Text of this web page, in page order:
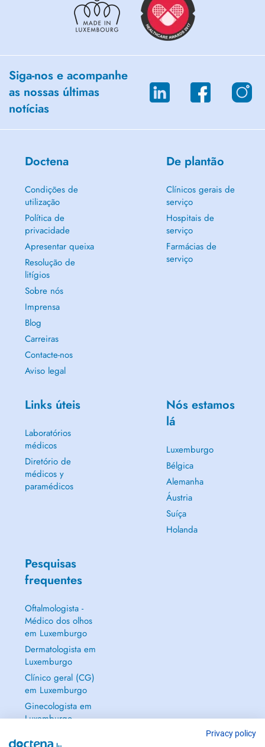
Siga-nos e acompanhe
as nossas últimas
notícias
Doctena
Condições de
utilização
Política de
privacidade
Apresentar queixa
Resolução de
litígios
Sobre nós
Imprensa
Blog
Carreiras
Contacte-nos
Aviso legal
De plantão
Clínicos gerais de
serviço
Hospitais de
serviço
Farmácias de
serviço
Links úteis
Laboratórios
médicos
Diretório de
médicos y
paramédicos
Nós estamos
lá
Luxemburgo
Bélgica
Alemanha
Áustria
Suíça
Holanda
Pesquisas
frequentes
Oftalmologista -
Médico dos olhos
em Luxemburgo
Dermatologista em
Luxemburgo
Clínico geral (CG)
em Luxemburgo
Ginecologista em
Luxemburgo
Privacy policy